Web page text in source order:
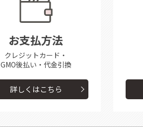
お支払方法
クレジットカード・
GMO後払い・代金引換
詳しくはこちら